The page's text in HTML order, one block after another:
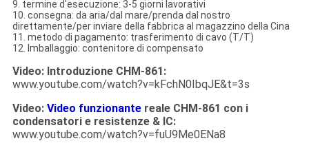
9. termine d'esecuzione: 3-5 giorni lavorativi
10. consegna: da aria/dal mare/prenda dal nostro
direttamente/per inviare della fabbrica al magazzino della Cina
11. metodo di pagamento: trasferimento di cavo (T/T)
12. Imballaggio: contenitore di compensato
Video: Introduzione CHM-861:
www.youtube.com/watch?v=kFchN0IbqJE&t=3s
Video: Video funzionantereale CHM-861 con i
condensatori e resistenze & IC:
www.youtube.com/watch?v=fuU9Me0ENa8